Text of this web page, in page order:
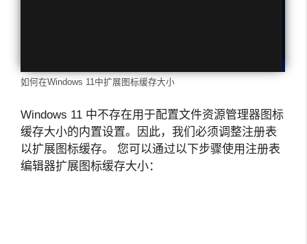
如何在Windows 11中扩展图标缓存大小
Windows 11 中不存在用于配置文件资源管理器图标
缓存大小的内置设置。因此，我们必须调整注册表
以扩展图标缓存。 您可以通过以下步骤使用注册表
编辑器扩展图标缓存大小：